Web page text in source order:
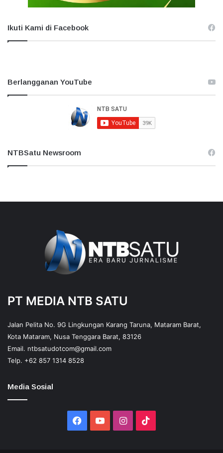
Ikuti Kami di Facebook
Berlangganan YouTube
NTBSatu Newsroom
PT MEDIA NTB SATU
Jalan Pelita No. 9G Lingkungan Karang Taruna, Mataram Barat,
Kota Mataram, Nusa Tenggara Barat, 83126
Email. ntbsatudotcom@gmail.com
Telp. +62 857 1314 8528
Media Sosial
Facebook
YouTubeInstagram